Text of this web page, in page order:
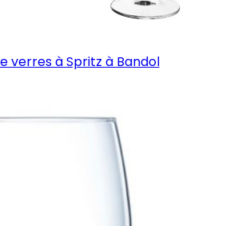
verres à Spritz à Bandol